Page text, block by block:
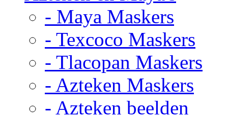
- Maya Maskers
- Texcoco Maskers
- Tlacopan Maskers
- Azteken Maskers
- Azteken beelden